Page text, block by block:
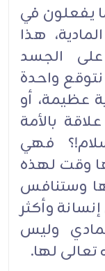
يفعلون في
هذا
الجسد
واحدة
عظيمة، أو
بالأمة
فهي
وقت لهذه
وستنافس
وأكثر
وليس
تعالى لها.‏